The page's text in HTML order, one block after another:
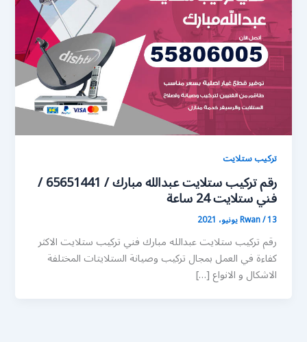
تركيب ستلايت
رقم تركيب ستلايت عبدالله مبارك / 65651441 /
فني ستلايت 24 ساعة
Rwan/13 يونيو، 2021
رقم تركيب ستلايت عبدالله مبارك فني تركيب ستلايت الاكثر
كفاءة في العمل بمجال تركيب وصيانة الستلايتات المختلفة
الاشكال و الانواع […]